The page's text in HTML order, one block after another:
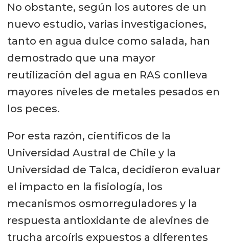
No obstante, según los autores de un
nuevo estudio, varias investigaciones,
tanto en agua dulce como salada, han
demostrado que una mayor
reutilización del agua en RAS conlleva
mayores niveles de metales pesados en
los peces.
Por esta razón, científicos de la
Universidad Austral de Chile y la
Universidad de Talca, decidieron evaluar
el impacto en la fisiología, los
mecanismos osmorreguladores y la
respuesta antioxidante de alevines de
trucha arcoíris expuestos a diferentes